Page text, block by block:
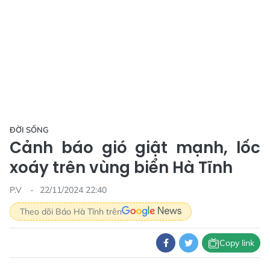
ĐỜI SỐNG
Cảnh báo gió giật mạnh, lốc
xoáy trên vùng biển Hà Tĩnh
P.V
22/11/2024 22:40
Theo dõi Báo Hà Tĩnh trên
Copy link